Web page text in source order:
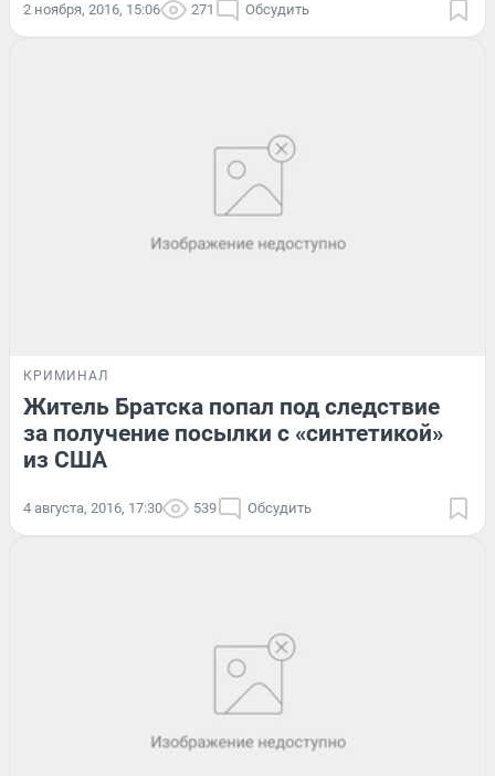
2 ноября, 2016, 15:06 271 Обсудить
КРИМИНАЛ
Житель Братска попал под следствие
за получение посылки с «синтетикой»
из США
4 августа, 2016, 17:30 539 Обсудить